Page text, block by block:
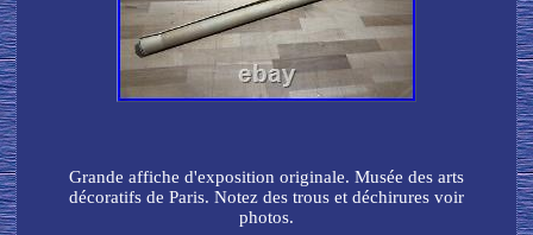
Grande affiche d'exposition originale. Musée des arts
décoratifs de Paris. Notez des trous et déchirures voir
photos.